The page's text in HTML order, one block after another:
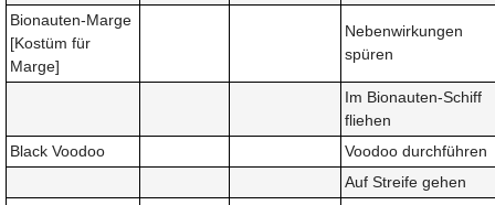
Bionauten-Marge
[Kostüm für
Marge]
Nebenwirkungen
spüren
Im Bionauten-Schiff
fliehen
Black Voodoo
Voodoo durchführen
Auf Streife gehen